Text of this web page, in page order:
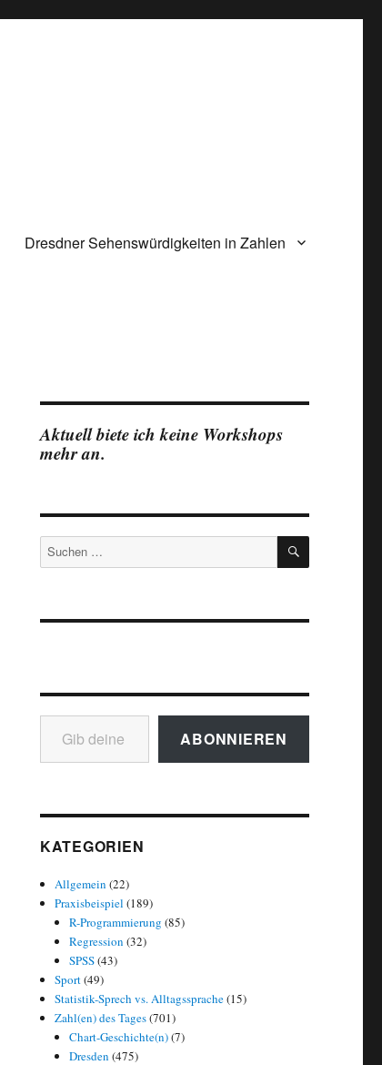
Dresdner Sehenswürdigkeiten in Zahlen
Aktuell biete ich keine Workshops
mehr an.
Suchen
nach:
SUCHEN
Gib deine E-Mail-Adresse ein ...
ABONNIEREN
KATEGORIEN
Allgemein (22)
Praxisbeispiel (189)
R-Programmierung (85)
Regression (32)
SPSS(43)
Sport(49)
Statistik-Sprech vs. Alltagssprache(15)
Zahl(en) des Tages(701)
Chart-Geschichte(n)(7)
Dresden (475)